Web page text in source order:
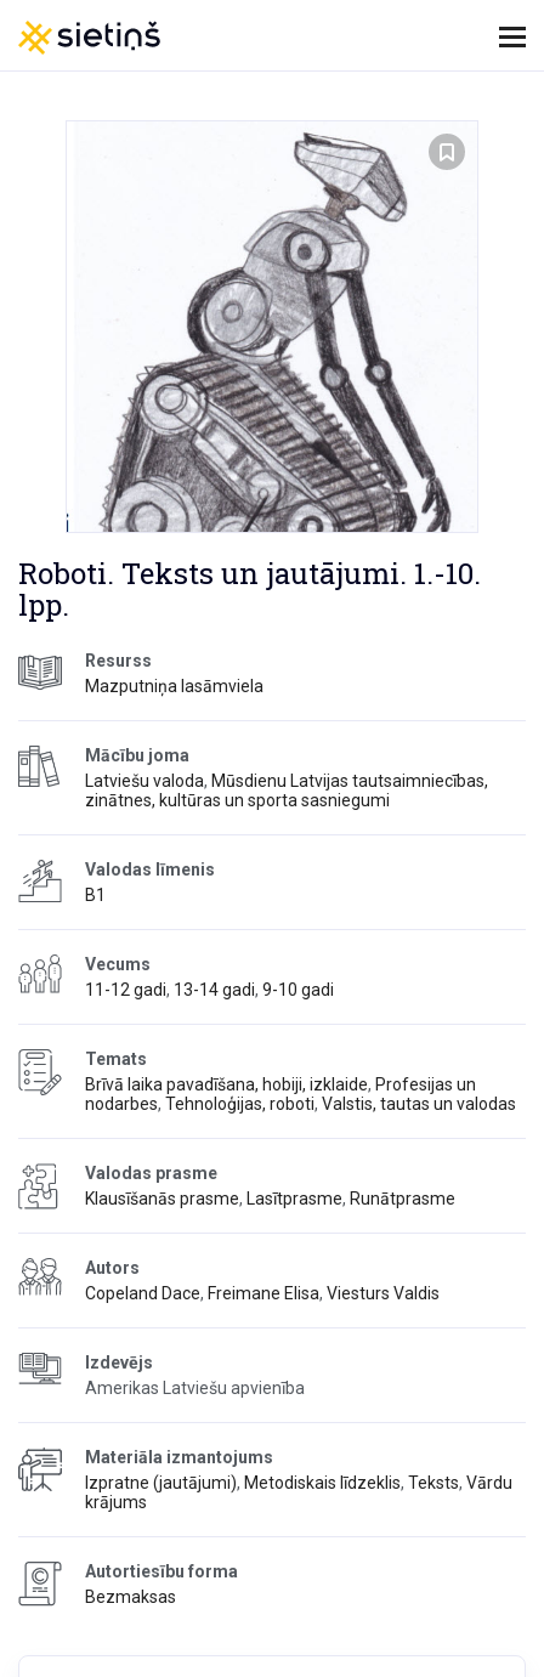
Roboti. Teksts un jautājumi. 1.-10.
lpp.
Resurss
Mazputniņa lasāmviela
Mācību joma
Latviešu valoda, Mūsdienu Latvijas tautsaimniecības,
zinātnes, kultūras un sporta sasniegumi
Valodas līmenis
B1
Vecums
11-12 gadi, 13-14 gadi, 9-10 gadi
Temats
Brīvā laika pavadīšana, hobiji, izklaide, Profesijas un
nodarbes, Tehnoloģijas, roboti, Valstis, tautas un valodas
Valodas prasme
Klausīšanās prasme, Lasītprasme, Runātprasme
Autors
Copeland Dace, Freimane Elisa, Viesturs Valdis
Izdevējs
Amerikas Latviešu apvienība
Materiāla izmantojums
Izpratne (jautājumi), Metodiskais līdzeklis, Teksts, Vārdu
krājums
Autortiesību forma
Bezmaksas